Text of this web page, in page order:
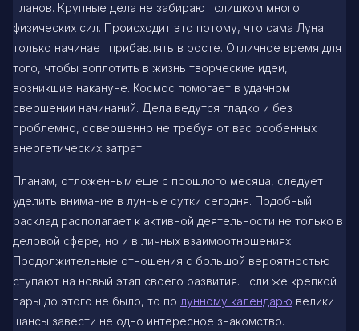
планов. Крупные дела не забирают слишком много
физических сил. Происходит это потому, что сама Луна
только начинает прибавлять в росте. Отличное время для
того, чтобы воплотить в жизнь творческие идеи,
возникшие накануне. Космос помогает в удачном
свершении начинаний. Дела ведутся гладко и без
проблемно, совершенно не требуя от вас особенных
энергетических затрат.
Планам, отложенным еще с прошлого месяца, следует
уделить внимание в лунные сутки сегодня. Подобный
расклад располагает к активной деятельности не только в
деловой сфере, но и в личных взаимоотношениях.
Продолжительные отношения с большой вероятностью
ступают на новый этап своего развития. Если же крепкой
пары до этого не было, то по лунному календарю велики
шансы завести не одно интересное знакомство.